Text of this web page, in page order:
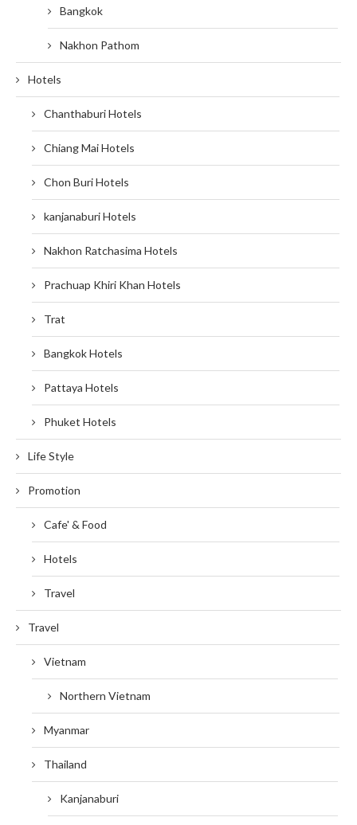
Bangkok
Nakhon Pathom
Hotels
Chanthaburi Hotels
Chiang Mai Hotels
Chon Buri Hotels
kanjanaburi Hotels
Nakhon Ratchasima Hotels
Prachuap Khiri Khan Hotels
Trat
Bangkok Hotels
Pattaya Hotels
Phuket Hotels
Life Style
Promotion
Cafe' & Food
Hotels
Travel
Travel
Vietnam
Northern Vietnam
Myanmar
Thailand
Kanjanaburi